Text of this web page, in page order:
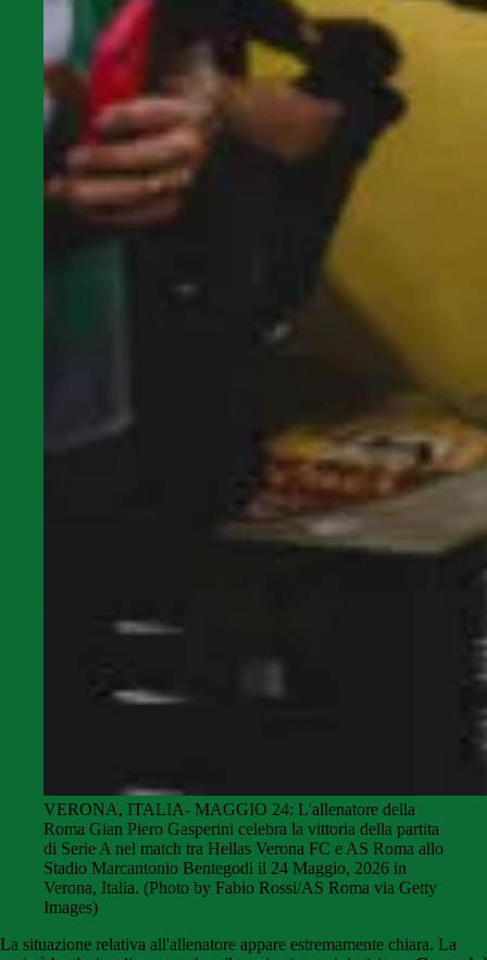
VERONA, ITALIA- MAGGIO 24: L'allenatore della
Roma Gian Piero Gasperini celebra la vittoria della partita
di Serie A nel match tra Hellas Verona FC e AS Roma allo
Stadio Marcantonio Bentegodi il 24 Maggio, 2026 in
Verona, Italia. (Photo by Fabio Rossi/AS Roma via Getty
Images)
La situazione relativa all'allenatore appare estremamente chiara. La